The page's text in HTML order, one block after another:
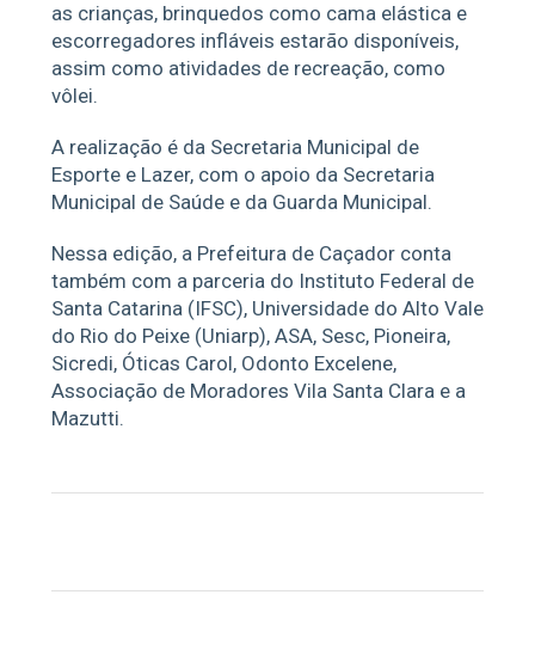
as crianças, brinquedos como cama elástica e
escorregadores infláveis estarão disponíveis,
assim como atividades de recreação, como
vôlei.
A realização é da Secretaria Municipal de
Esporte e Lazer, com o apoio da Secretaria
Municipal de Saúde e da Guarda Municipal.
Nessa edição, a Prefeitura de Caçador conta
também com a parceria do Instituto Federal de
Santa Catarina (IFSC), Universidade do Alto Vale
do Rio do Peixe (Uniarp), ASA, Sesc, Pioneira,
Sicredi, Óticas Carol, Odonto Excelene,
Associação de Moradores Vila Santa Clara e a
Mazutti.